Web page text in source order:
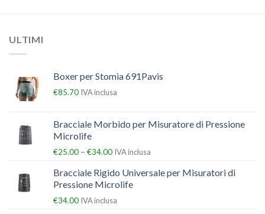
ULTIMI
Boxer per Stomia 691Pavis
€85.70 IVA inclusa
Bracciale Morbido per Misuratore di Pressione
Microlife
€25.00 – €34.00 IVA inclusa
Bracciale Rigido Universale per Misuratori di
Pressione Microlife
€34.00 IVA inclusa